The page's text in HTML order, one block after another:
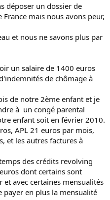
déposer un dossier de
mais nous avons peur,
et nous ne savons plus par
un salaire de 1400 euros
de chômage à
de notre 2ème enfant et je
à un congé parental
enfant soit en février 2010.
APL 21 euros par mois,
et les autres factures à
des crédits revolving
dont certains sont
avec certaines mensualités
payer en plus la mensualité